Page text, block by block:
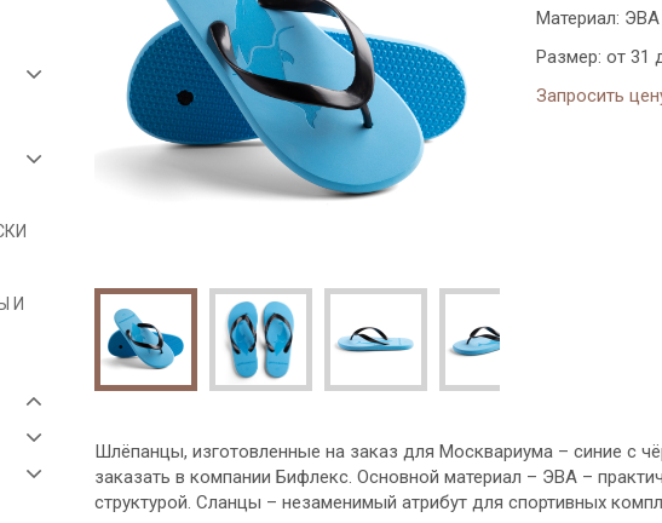
И
Материал: ЭВА
Размер: от 31
Запросить
Шлёпанцы, изготовленные на заказ для Москвариума – синие с
заказать в компании Бифлекс. Основной материал – ЭВА –
структурой. Сланцы – незаменимый атрибут для спортивных